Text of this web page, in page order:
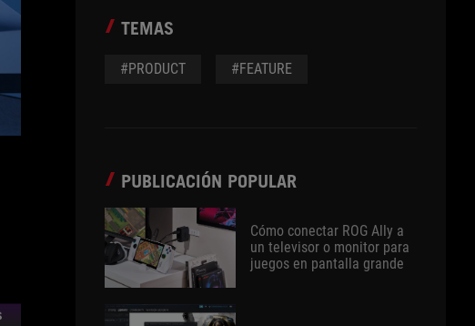
TEMAS
#PRODUCT #FEATURE
PUBLICACIÓN POPULAR
Cómo conectar ROG Ally a
un televisor o monitor para
juegos en pantalla grande